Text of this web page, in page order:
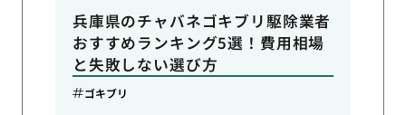
兵庫県のチャバネゴキブリ駆除業者
おすすめランキング5選！費用相場
と失敗しない選び方
ゴキブリ